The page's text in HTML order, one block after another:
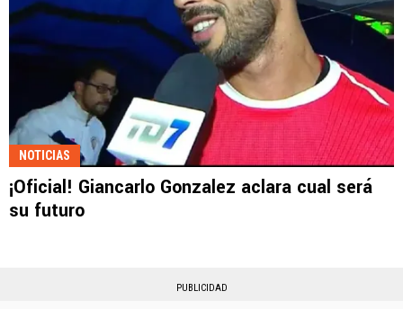
NOTICIAS
¡Oficial! Giancarlo Gonzalez aclara cual será
su futuro
PUBLICIDAD